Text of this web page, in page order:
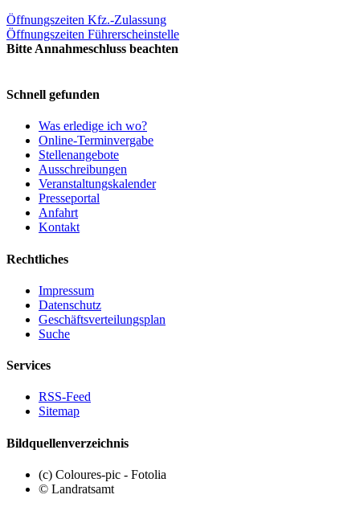
Öffnungszeiten Kfz.-Zulassung
Öffnungszeiten Führerscheinstelle
Bitte Annahmeschluss beachten
Schnell gefunden
Was erledige ich wo?
Online-Terminvergabe
Stellenangebote
Ausschreibungen
Veranstaltungskalender
Presseportal
Anfahrt
Kontakt
Rechtliches
Impressum
Datenschutz
Geschäftsverteilungsplan
Suche
Services
RSS-Feed
Sitemap
Bildquellenverzeichnis
(c) Coloures-pic - Fotolia
© Landratsamt